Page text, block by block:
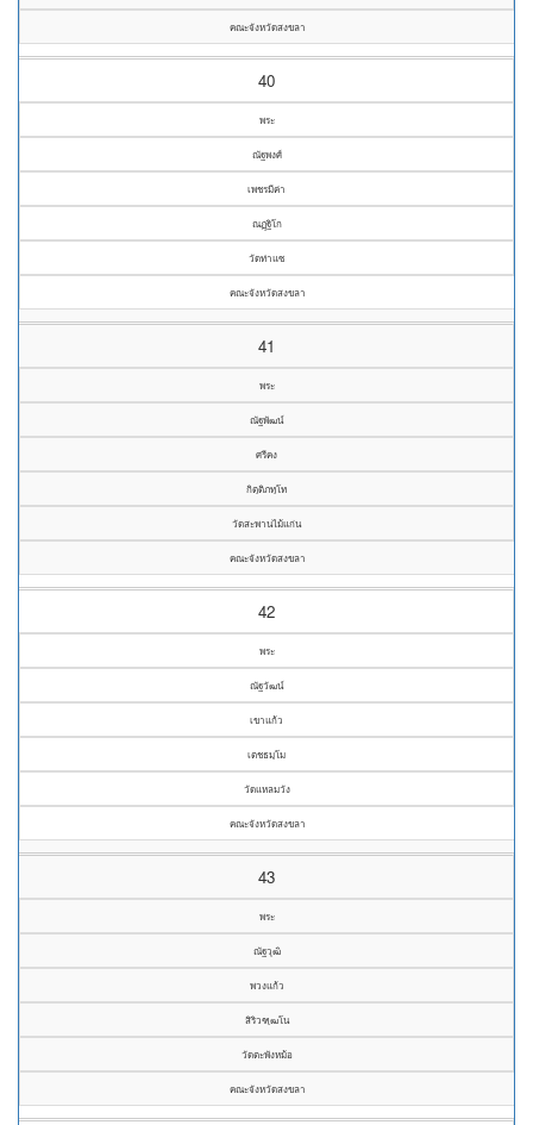
คณะจังหวัดสงขลา
40
พระ
ณัฐพงศ์
เพชรมีค่า
ณฏฺฐิโก
วัดท่าแซ
คณะจังหวัดสงขลา
41
พระ
ณัฐพัฒน์
ศรีคง
กิตฺติภทฺโท
วัดสะพานไม้แก่น
คณะจังหวัดสงขลา
42
พระ
ณัฐวัฒน์
เขาแก้ว
เตชธมฺโม
วัดแหลมวัง
คณะจังหวัดสงขลา
43
พระ
ณัฐวุฒิ
พวงแก้ว
สิริวฑฺฒโน
วัดตะพังหม้อ
คณะจังหวัดสงขลา